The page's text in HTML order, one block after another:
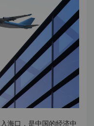
海口，是中国的经济中